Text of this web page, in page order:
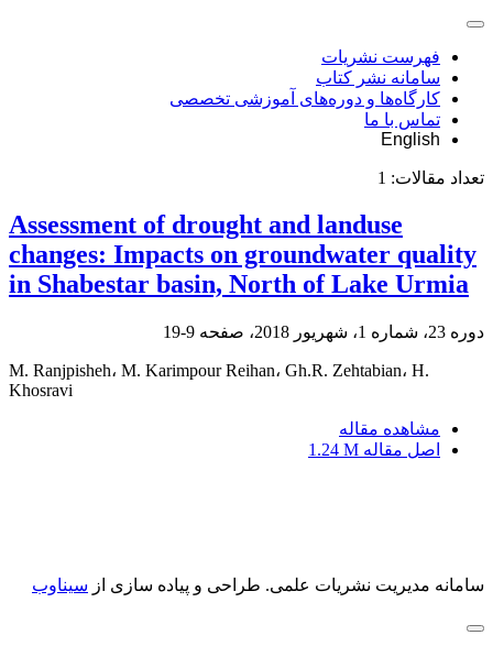
فهرست نشریات
سامانه نشر کتاب
کارگاه‌ها و دوره‌های آموزشی تخصصی
تماس با ما
English
تعداد مقالات: 1
Assessment of drought and landuse
changes: Impacts on groundwater quality
in Shabestar basin, North of Lake Urmia
دوره 23، شماره 1، شهریور 2018، صفحه 9-19
M. Ranjpisheh، M. Karimpour Reihan، Gh.R. Zehtabian، H.
Khosravi
مشاهده مقاله
اصل مقاله 1.24 M
سامانه مدیریت نشریات علمی. طراحی و پیاده سازی از سیناوب